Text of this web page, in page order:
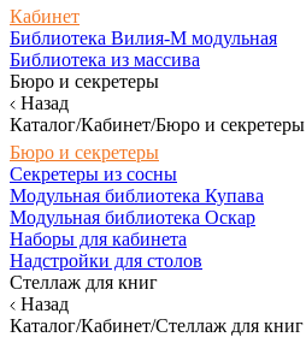
Кабинет
Библиотека Вилия-М модульная
Библиотека из массива
Бюро и секретеры
Назад
Каталог/Кабинет/Бюро и секретеры
Бюро и секретеры
Секретеры из сосны
Модульная библиотека Купава
Модульная библиотека Оскар
Наборы для кабинета
Надстройки для столов
Стеллаж для книг
Назад
Каталог/Кабинет/Стеллаж для книг